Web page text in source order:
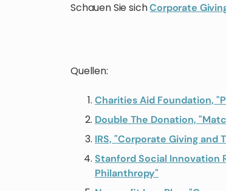
Schauen Sie sichCorporate
Quellen:
Charities Aid Foundation,
Double The Donation,
IRS, "Corporate Giving and
Stanford Social Innovation
Philanthropy"